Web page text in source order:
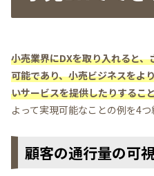
小売業界にDXを取り入れると
可能であり、小売ビジネスをよ
いサービスを提供したりするこ
よって実現可能なことの例を4つ
顧客の通行量の可